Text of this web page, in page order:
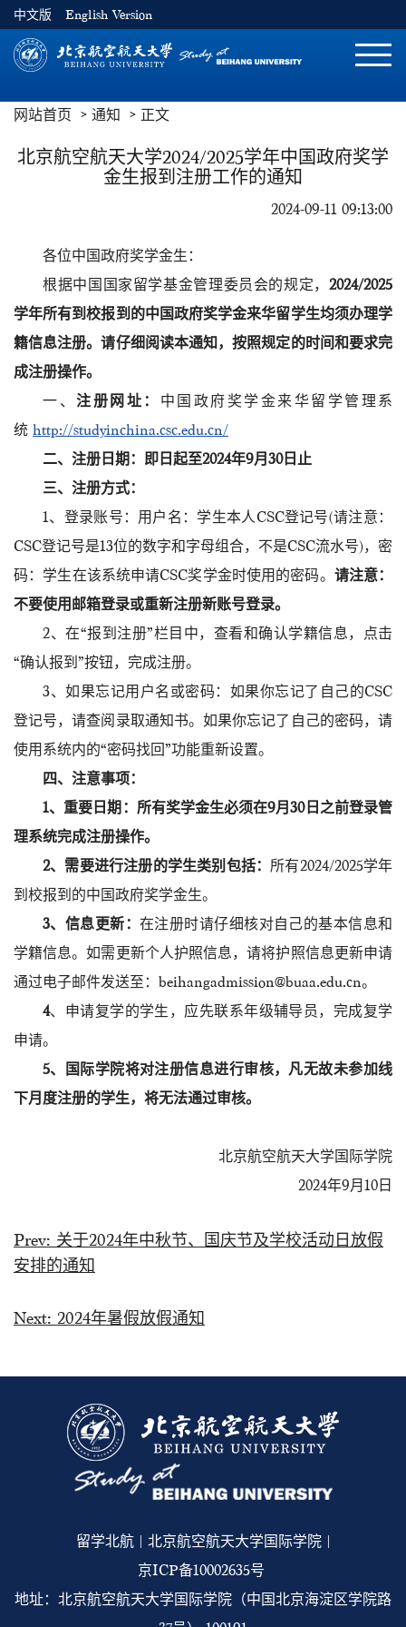
中文版 English Version
切
网站首页 通知 正文
北京航空航天大学2024/2025学年中国政府奖学
金生报到注册工作的通知
2024-09-11 09:13:00
各位中国政府奖学金生：
根据中国国家留学基金管理委员会的规定， 2024/2025
学年所有到校报到的中国政府奖学金来华留学生均须办理学
籍信息注册。请仔细阅读本通知，按照规定的时间和要求完
成注册操作。
一、 注册网址： 中国政府奖学金来华留学管理系
统 http://studyinchina.csc.edu.cn/
二、注册日期：
即日起至2024年9月30日止
三、注册方式：
1、登录账号：用户名：学生本人CSC登记号(请注意：
CSC登记号是13位的数字和字母组合，不是CSC流水号)，密
码：学生在该系统申请CSC奖学金时使用的密码。 请注意：
不要使用邮箱登录或重新注册新账号登录。
2、在“报到注册”栏目中，查看和确认学籍信息，点击
“确认报到”按钮，完成注册。
3、如果忘记用户名或密码：如果你忘记了自己的CSC
登记号，请查阅录取通知书。如果你忘记了自己的密码，请
使用系统内的“密码找回”功能重新设置。
四、注意事项：
1、重要日期：所有奖学金生必须在9月30日之前登录管
理系统完成注册操作。
2、需要进行注册的学生类别包括： 所有2024/2025学年
到校报到的中国政府奖学金生。
3、信息更新：在注册时请仔细核对自己的基本信息和
学籍信息。如需更新个人护照信息，请将护照信息更新申请
通过电子邮件发送至：beihangadmission@buaa.edu.cn。
4、申请复学的学生，应先联系年级辅导员，完成复学
申请。
5、
国际学院将对注册信息进行审核，凡无故未参加线
下月度注册的学生，将无法通过审核。
北京航空航天大学国际学院
2024年9月10日
Prev: 关于2024年中秋节、国庆节及学校活动日放假
安排的通知
Next: 2024年暑假放假通知
留学北航 | 北京航空航天大学国际学院 |
京ICP备10002635号
地址：北京航空航天大学国际学院（中国北京海淀区学院路